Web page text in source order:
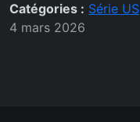
Catégories : Série US
4 mars 2026